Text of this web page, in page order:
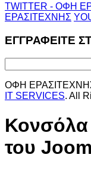
TWITTER - ΟΦΗ
ΕΡΑΣΙΤΕΧΝΗΣ
ΕΓΓΡΑΦΕΙΤΕ
ΟΦΗ
IT SERVICES. All
του